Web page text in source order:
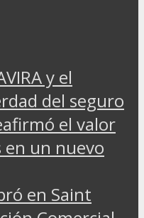
y el
del seguro
el valor
en un nuevo
en Saint